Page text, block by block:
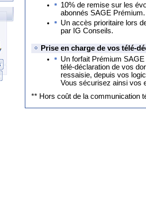
10% de remise sur les
abonnés SAGE Prémium.
Un accès prioritaire lors
par IG Conseils.
Prise en charge de vos télé-
Un forfait Prémium
télé-déclaration de vos
ressaisie, depuis vos
Vous sécurisez ainsi vos
** Hors coût de la communication